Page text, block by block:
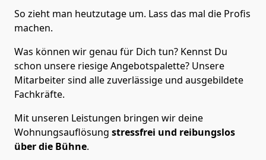
So zieht man heutzutage um. Lass das mal die Profis
machen.
Was können wir genau für Dich tun? Kennst Du
schon unsere riesige Angebotspalette? Unsere
Mitarbeiter sind alle zuverlässige und ausgebildete
Fachkräfte.
Mit unseren Leistungen bringen wir deine
Wohnungsauflösung stressfrei und reibungslos
über die Bühne.